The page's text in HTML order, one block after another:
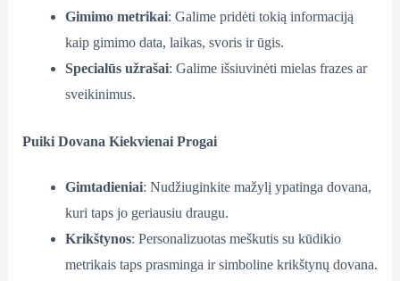
Gimimo metrikai: Galime pridėti tokią informaciją
kaip gimimo data, laikas, svoris ir ūgis.
Specialūs užrašai: Galime išsiuvinėti mielas frazes ar
sveikinimus.
Puiki Dovana Kiekvienai Progai
Gimtadieniai: Nudžiuginkite mažylį ypatinga dovana,
kuri taps jo geriausiu draugu.
Krikštynos: Personalizuotas meškutis su kūdikio
metrikais taps prasminga ir simboline krikštynų dovana.